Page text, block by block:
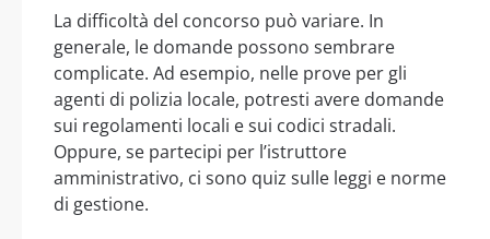
La difficoltà del concorso può variare. In
generale, le domande possono sembrare
complicate. Ad esempio, nelle prove per gli
agenti di polizia locale, potresti avere domande
sui regolamenti locali e sui codici stradali.
Oppure, se partecipi per l’istruttore
amministrativo, ci sono quiz sulle leggi e norme
di gestione.